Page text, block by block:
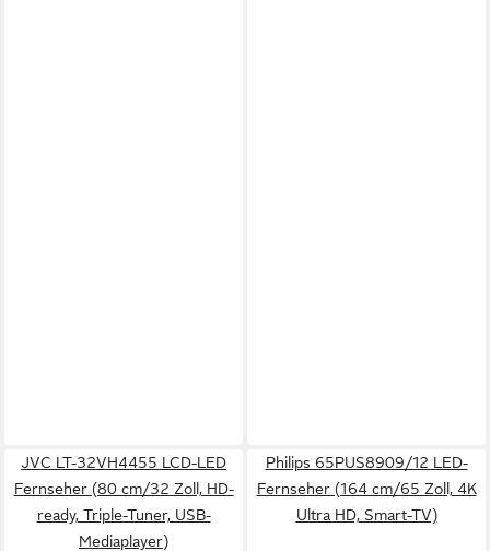
JVC LT-32VH4455 LCD-LED
Fernseher (80 cm/32 Zoll, HD-
ready, Triple-Tuner, USB-
Mediaplayer)
Philips 65PUS8909/12 LED-
Fernseher (164 cm/65 Zoll, 4K
Ultra HD, Smart-TV)